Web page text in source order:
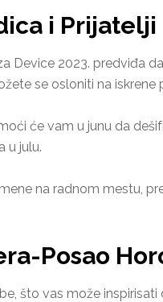
i Prijatelji
Device 2023. predviđa
se osloniti na
će vam u junu da
u julu.
na radnom mestu,
Posao
što vas može